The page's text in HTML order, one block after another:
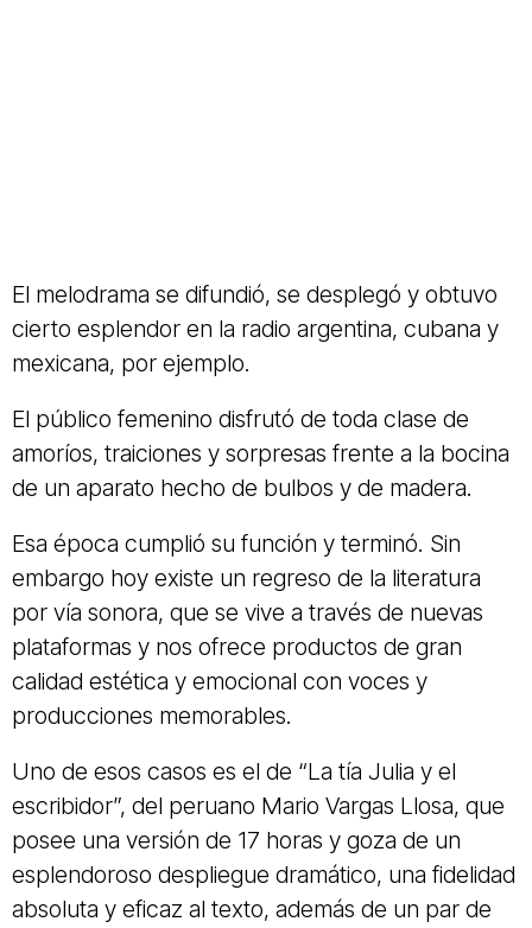
El melodrama se difundió, se desplegó y obtuvo
cierto esplendor en la radio argentina, cubana y
mexicana, por ejemplo.
El público femenino disfrutó de toda clase de
amoríos, traiciones y sorpresas frente a la bocina
de un aparato hecho de bulbos y de madera.
Esa época cumplió su función y terminó. Sin
embargo hoy existe un regreso de la literatura
por vía sonora, que se vive a través de nuevas
plataformas y nos ofrece productos de gran
calidad estética y emocional con voces y
producciones memorables.
Uno de esos casos es el de “La tía Julia y el
escribidor”, del peruano Mario Vargas Llosa, que
posee una versión de 17 horas y goza de un
esplendoroso despliegue dramático, una fidelidad
absoluta y eficaz al texto, además de un par de